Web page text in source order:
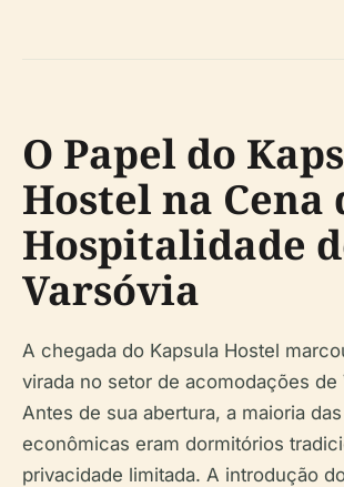
O Papel do
Hostel na Cena
Hospitalidade
Varsóvia
A chegada do Kapsula Hostel
virada no setor de acomodações de
Antes de sua abertura, a maioria
econômicas eram dormitórios
privacidade limitada. A introdução